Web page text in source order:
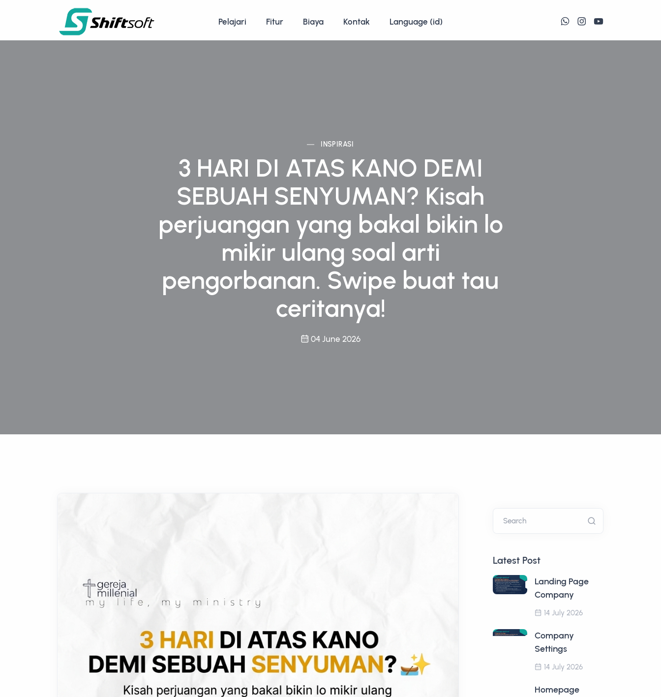
Pelajari Fitur Biaya Kontak Language (id)
INSPIRASI
3 HARI DI ATAS KANO DEMI
SEBUAH SENYUMAN? Kisah
perjuangan yang bakal bikin lo
mikir ulang soal arti
pengorbanan. Swipe buat tau
ceritanya!
04 June 2026
Search
Latest Post
Landing Page
Company
14 July 2026
Company
Settings
14 July 2026
Homepage